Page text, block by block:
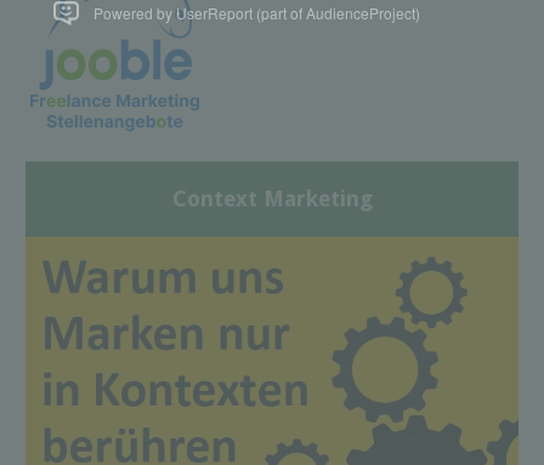
Context Marketing
Powered by UserReport (part of AudienceProject)